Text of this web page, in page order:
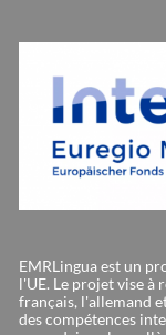
EMRLingua est un
l'UE. Le projet vise à
français, l'allemand
des compétences